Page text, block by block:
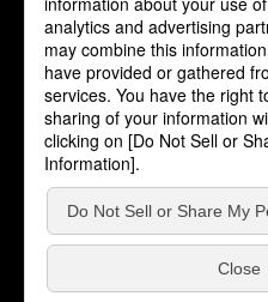
ABJマークは、この電子書店
テンツ使用許諾を得た正規版
番号 第6091713号）です。詳
流通協議会］で検索してくださ
© Yuhikaku Publishing Co., Ltd.